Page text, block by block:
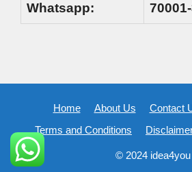
Whatsapp:
Home About Us Contact
Terms and Conditions
© 2024 idea4you